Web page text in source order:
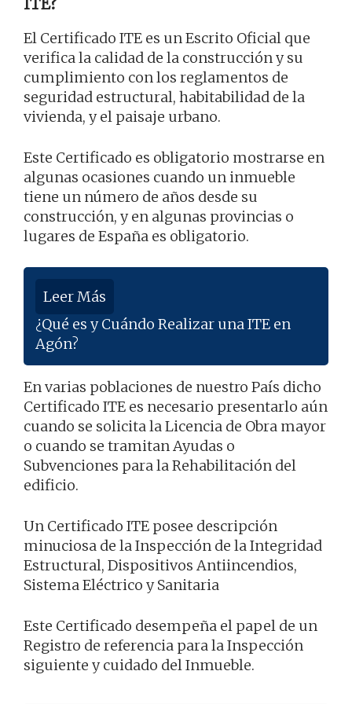
El Certificado ITE es un Escrito Oficial que
verifica la calidad de la construcción y su
cumplimiento con los reglamentos de
seguridad estructural, habitabilidad de la
vivienda, y el paisaje urbano.
Este Certificado es obligatorio mostrarse en
algunas ocasiones cuando un inmueble
tiene un número de años desde su
construcción, y en algunas provincias o
lugares de España es obligatorio.
Leer Más
¿Qué es y Cuándo Realizar una ITE en
Agón?
En varias poblaciones de nuestro País dicho
Certificado ITE es necesario presentarlo aún
cuando se solicita la Licencia de Obra mayor
o cuando se tramitan Ayudas o
Subvenciones para la Rehabilitación del
edificio.
Un Certificado ITE posee descripción
minuciosa de la Inspección de la Integridad
Estructural, Dispositivos Antiincendios,
Sistema Eléctrico y Sanitaria
Este Certificado desempeña el papel de un
Registro de referencia para la Inspección
siguiente y cuidado del Inmueble.